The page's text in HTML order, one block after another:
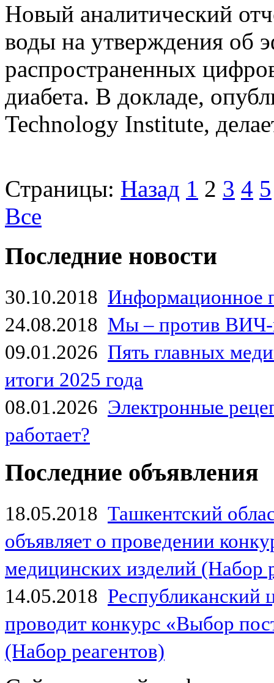
Новый аналитический
воды на утверждения об
распространенных
диабета. В докладе,
Technology Institute,
Страницы: Назад 1 2 3 4 5
Все
Последние новости
30.10.2018 Информационное
24.08.2018 Мы – против
09.01.2026 Пять главных
итоги 2025 года
08.01.2026 Электронные
работает?
Последние объявления
18.05.2018 Ташкентский
объявляет о проведении
медицинских изделий (Набор
14.05.2018
проводит конкурс «Выбор
(Набор реагентов)